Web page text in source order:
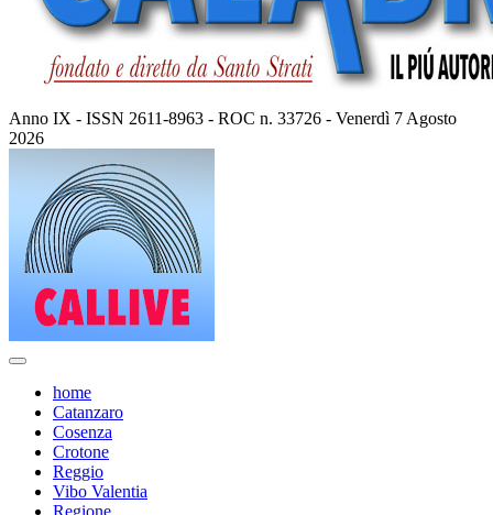
Anno IX - ISSN 2611-8963 - ROC n. 33726 - Venerdì 7 Agosto
2026
home
Catanzaro
Cosenza
Crotone
Reggio
Vibo Valentia
Regione